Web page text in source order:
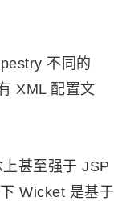
不同的
XML 配置文
甚至强于 JSP
Wicket 是基于